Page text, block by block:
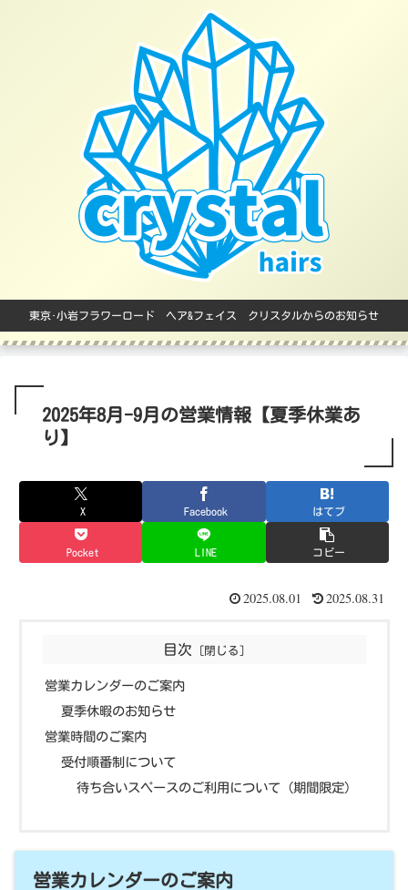
東京･小岩フラワーロード ヘア&フェイス クリスタルからのお知らせ
2025年8月-9月の営業情報【夏季休業あ
り】
X Facebook はてブ
Pocket LINE コピー
2025.08.01 2025.08.31
目次
営業カレンダーのご案内
夏季休暇のお知らせ
営業時間のご案内
受付順番制について
待ち合いスペースのご利用について（期間限定）
営業カレンダーのご案内